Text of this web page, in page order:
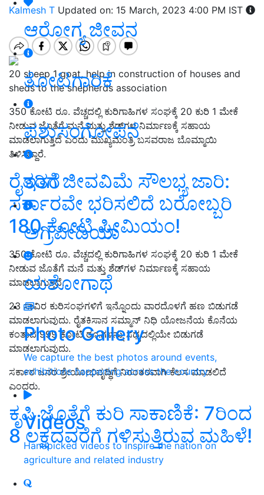
ಆರೋಗ್ಯ ಜೀವನ
ತೋಟಗಾರಿಕೆ
ಪಶುಸಂಗೋಪನೆ
ಇತರೆ
ಅಗ್ರಿಪೀಡಿಯಾ
ಯಶೋಗಾಥೆ
Photo Gallery
We capture the best photos around events,
exhibitions happening across the country
Videos
Handpicked videos to inspire the nation on
agriculture and related industry
Kalmesh T Updated on: 15 March, 2023 4:00 PM IST
20 sheep 1 goat, help in construction of houses and
sheds to the shepherds association
350 ಕೋಟಿ ರೂ. ವೆಚ್ಚದಲ್ಲಿ ಕುರಿಗಾಹಿಗಳ ಸಂಘಕ್ಕೆ 20 ಕುರಿ 1 ಮೇಕೆ
ನೀಡುವ ಜೊತೆಗೆ ಮನೆ ಮತ್ತು ಶೆಡ್‌ಗಳ ನಿರ್ಮಾಣಕ್ಕೆ ಸಹಾಯ
ಮಾಡಲಾಗುತ್ತಿದೆ ಎಂದು ಮುಖ್ಯಮಂತ್ರಿ ಬಸವರಾಜ ಬೊಮ್ಮಾಯಿ
ತಿಳಿಸಿದ್ದಾರೆ.
ರೈತರಿಗೆ ಜೀವವಿಮೆ ಸೌಲಭ್ಯ ಜಾರಿ:
ಸರ್ಕಾರವೇ ಭರಿಸಲಿದೆ ಬರೋಬ್ಬರಿ
180 ಕೋಟಿ ಪ್ರೀಮಿಯಂ!
350 ಕೋಟಿ ರೂ. ವೆಚ್ಚದಲ್ಲಿ ಕುರಿಗಾಹಿಗಳ ಸಂಘಕ್ಕೆ 20 ಕುರಿ 1 ಮೇಕೆ
ನೀಡುವ ಜೊತೆಗೆ ಮನೆ ಮತ್ತು ಶೆಡ್‌ಗಳ ನಿರ್ಮಾಣಕ್ಕೆ ಸಹಾಯ
ಮಾಡಲಾಗುತ್ತಿದೆ.
23 ಸಾವಿರ ಕುರಿಸಂಘಗಳಿಗೆ ಇನ್ನೊಂದು ವಾರದೊಳಗೆ ಹಣ ಬಿಡುಗಡೆ
ಮಾಡಲಾಗುವುದು. ರೈತಕಿಸಾನ ಸಮ್ಮಾನ್ ನಿಧಿ ಯೋಜನೆಯ ಕೊನೆಯ
ಕಂತಾದ 999 ಕೋಟಿ ರೂ.ಗಳನ್ನು ಸಧ್ಯದಲ್ಲಿಯೇ ಬಿಡುಗಡೆ
ಮಾಡಲಾಗುವುದು.
ಸರ್ಕಾರ ಜನರ ಶ್ರೇಯೋಭಿವೃದ್ಧಿಗೆ ನಿರಂತರವಾಗಿ ಕೆಲಸ ಮಾಡಲಿದೆ
ಎಂದರು.
ಕೃಷಿ ಜೊತೆಗೆ ಕುರಿ ಸಾಕಾಣಿಕೆ: 7ರಿಂದ
8 ಲಕ್ಷದವರೆಗೆ ಗಳಿಸುತ್ತಿರುವ ಮಹಿಳೆ!